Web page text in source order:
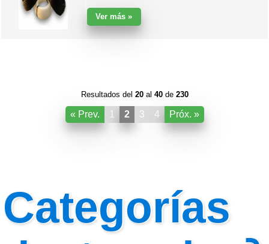
Resultados del 20al 40de 230
« Prev. 1 2 3 4 Próx. »
Categorías